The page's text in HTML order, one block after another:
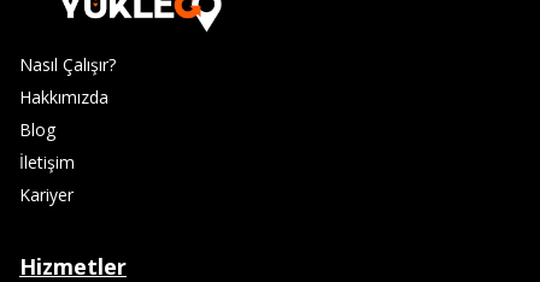
Nasıl Çalışır?
Hakkımızda
Blog
İletişim
Kariyer
Hizmetler